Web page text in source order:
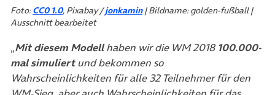
Foto:CC0 1.0, Pixabay /jonkamin| Bildname: golden-fußball |
Ausschnitt bearbeitet
„Mit diesem Modellhaben wir die WM 2018 100.000-
mal simuliertund bekommen so
Wahrscheinlichkeiten für alle 32 Teilnehmer für den